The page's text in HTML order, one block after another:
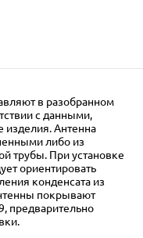
в разобранном
с данными,
изделия. Антенна
либо из
трубы. При установке
ориентировать
конденсата из
покрывают
предварительно